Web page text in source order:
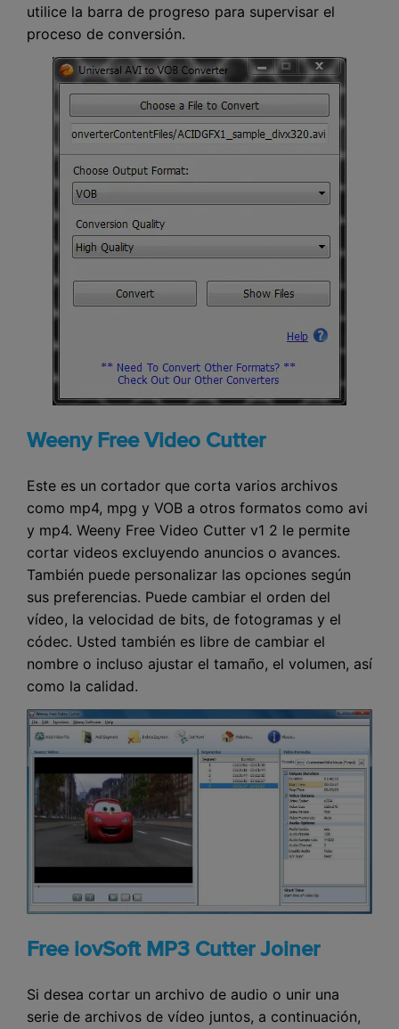
utilice la barra de progreso para supervisar el
proceso de conversión.
Weeny Free Video Cutter
Este es un cortador que corta varios archivos
como mp4, mpg y VOB a otros formatos como avi
y mp4. Weeny Free Video Cutter v1 2 le permite
cortar videos excluyendo anuncios o avances.
También puede personalizar las opciones según
sus preferencias. Puede cambiar el orden del
vídeo, la velocidad de bits, de fotogramas y el
códec. Usted también es libre de cambiar el
nombre o incluso ajustar el tamaño, el volumen, así
como la calidad.
Free iovSoft MP3 Cutter Joiner
Si desea cortar un archivo de audio o unir una
serie de archivos de vídeo juntos, a continuación,